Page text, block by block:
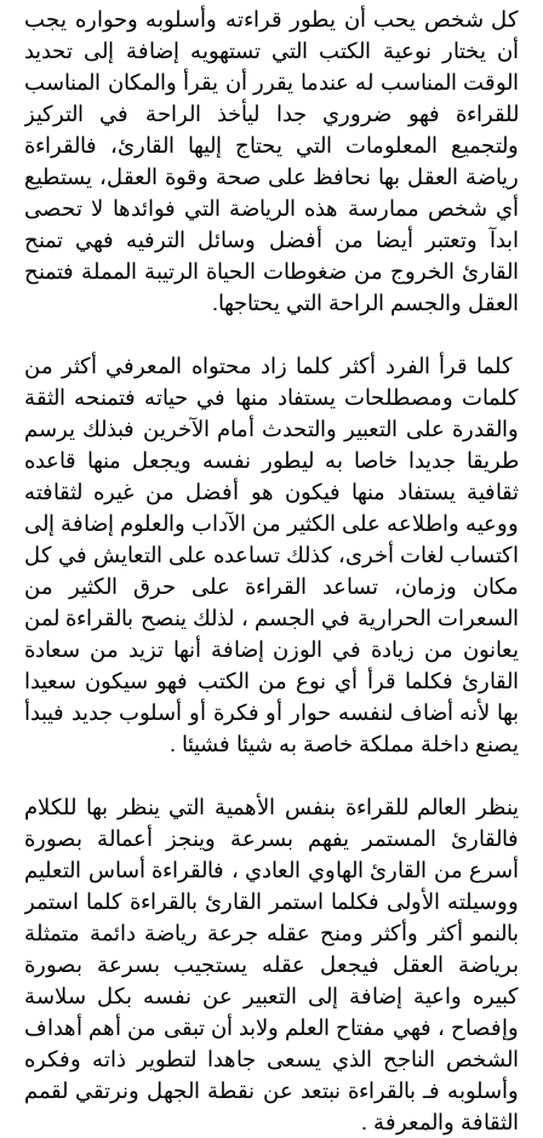
كل شخص يحب أن يطور قراءته وأسلوبه وحواره يجب
أن يختار نوعية الكتب التي تستهويه إضافة إلى تحديد
الوقت المناسب له عندما يقرر أن يقرأ والمكان المناسب
للقراءة فهو ضروري جدا ليأخذ الراحة في التركيز
ولتجميع المعلومات التي يحتاج إليها القارئ، فالقراءة
رياضة العقل بها نحافظ على صحة وقوة العقل، يستطيع
أي شخص ممارسة هذه الرياضة التي فوائدها لا تحصى
ابدآ وتعتبر أيضا من أفضل وسائل الترفيه فهي تمنح
القارئ الخروج من ضغوطات الحياة الرتيبة المملة فتمنح
العقل والجسم الراحة التي يحتاجها.
كلما قرأ الفرد أكثر كلما زاد محتواه المعرفي أكثر من
كلمات ومصطلحات يستفاد منها في حياته فتمنحه الثقة
والقدرة على التعبير والتحدث أمام الآخرين فبذلك يرسم
طريقا جديدا خاصا به ليطور نفسه ويجعل منها قاعده
ثقافية يستفاد منها فيكون هو أفضل من غيره لثقافته
ووعيه واطلاعه على الكثير من الآداب والعلوم إضافة إلى
اكتساب لغات أخرى، كذلك تساعده على التعايش في كل
مكان وزمان، تساعد القراءة على حرق الكثير من
السعرات الحرارية في الجسم ، لذلك ينصح بالقراءة لمن
يعانون من زيادة في الوزن إضافة أنها تزيد من سعادة
القارئ فكلما قرأ أي نوع من الكتب فهو سيكون سعيدا
بها لأنه أضاف لنفسه حوار أو فكرة أو أسلوب جديد فيبدأ
يصنع داخلة مملكة خاصة به شيئا فشيئا .
ينظر العالم للقراءة بنفس الأهمية التي ينظر بها للكلام
فالقارئ المستمر يفهم بسرعة وينجز أعمالة بصورة
أسرع من القارئ الهاوي العادي ، فالقراءة أساس التعليم
ووسيلته الأولى فكلما استمر القارئ بالقراءة كلما استمر
بالنمو أكثر وأكثر ومنح عقله جرعة رياضة دائمة متمثلة
برياضة العقل فيجعل عقله يستجيب بسرعة بصورة
كبيره واعية إضافة إلى التعبير عن نفسه بكل سلاسة
وإفصاح ، فهي مفتاح العلم ولابد أن تبقى من أهم أهداف
الشخص الناجح الذي يسعى جاهدا لتطوير ذاته وفكره
وأسلوبه فـ بالقراءة نبتعد عن نقطة الجهل ونرتقي لقمم
الثقافة والمعرفة .